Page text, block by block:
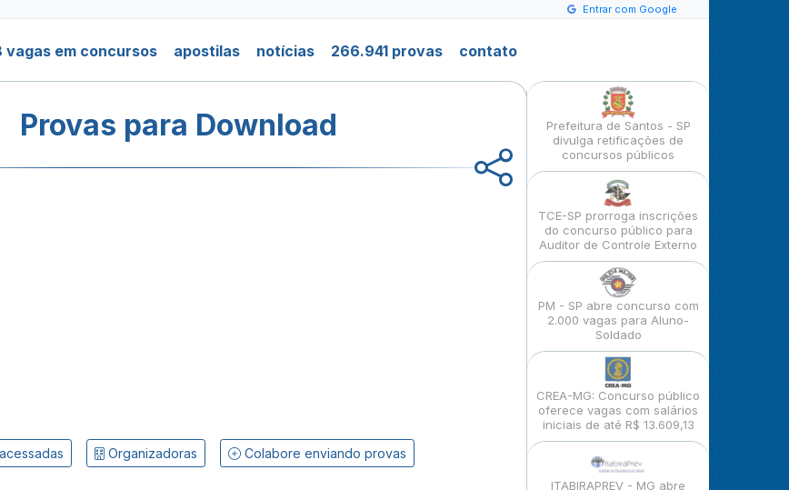
Entrar com Google
vagas em concursos apostilas notícias 266.941 provas contato
Provas para Download
Organizadoras Colabore enviando provas
Prefeitura de Santos - SP
divulga retificações de
concursos públicos
TCE-SP prorroga inscrições
do concurso público para
Auditor de Controle Externo
PM - SP abre concurso com
2.000 vagas para Aluno-
Soldado
CREA-MG: Concurso público
oferece vagas com salários
iniciais de até R$ 13.609,13
ITABIRAPREV - MG abre